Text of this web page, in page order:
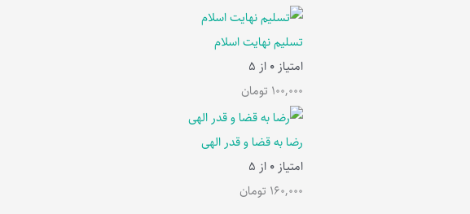
تسلیم نهایت اسلام
امتیاز 0 از 5
100,000 تومان
رضا به قضا و قدر الهی
امتیاز 0 از 5
160,000 تومان